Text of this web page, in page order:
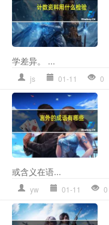
学差异。 ...
js 01-11 0
或含义在语...
yw 01-11 0